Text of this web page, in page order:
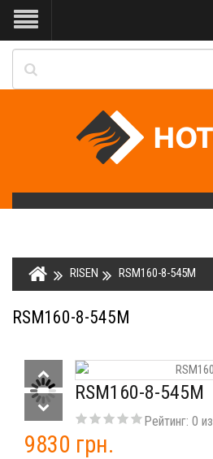
RISEN RSM160-8-545M
RSM160-8-545M
RSM160-8-545M
Рейтинг:0 из
9830 грн.